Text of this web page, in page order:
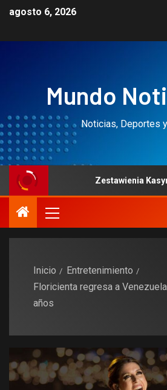
agosto 6, 2026
Mundo
Noticias, Deportes
Zestawienia Kasyn
Inicio
Entretenimiento
Floricienta regresa a
años